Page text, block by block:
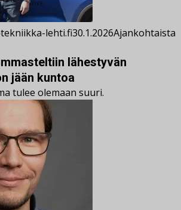
lehti.fi30.1.2026Ajankohtaista
lähestyvän
jään kuntoa
tulee olemaan suuri.